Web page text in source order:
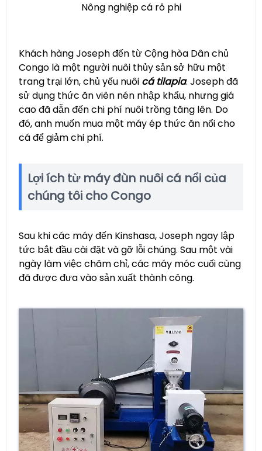
Nông nghiệp cá rô phi
Khách hàng Joseph đến từ Cộng hòa Dân chủ
Congo là một người nuôi thủy sản sở hữu một
trang trại lớn, chủ yếu nuôi cá tilapia. Joseph đã
sử dụng thức ăn viên nén nhập khẩu, nhưng giá
cao đã dẫn đến chi phí nuôi trồng tăng lên. Do
đó, anh muốn mua một máy ép thức ăn nổi cho
cá để giảm chi phí.
Lợi ích từ máy đùn nuôi cá nổi của
chúng tôi cho Congo
Sau khi các máy đến Kinshasa, Joseph ngay lập
tức bắt đầu cài đặt và gỡ lỗi chúng. Sau một vài
ngày làm việc chăm chỉ, các máy móc cuối cùng
đã được đưa vào sản xuất thành công.